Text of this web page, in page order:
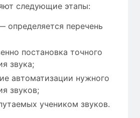
следующие этапы:
определяется перечень
постановка точного
звука;
автоматизации нужного
звуков;
учеником звуков.